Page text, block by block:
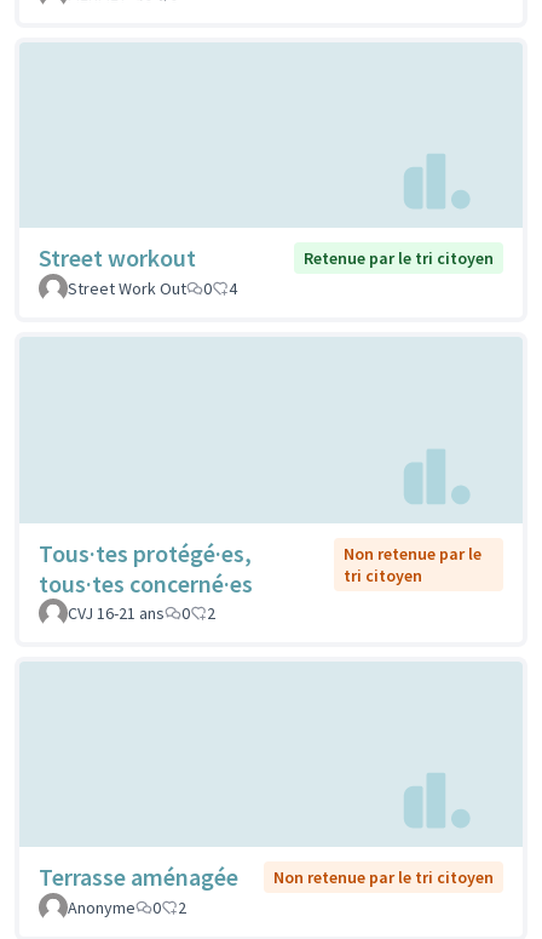
Street workout
Retenue par le tri citoyen
Street Work Out
0 4
Tous·tes protégé·es,
tous·tes concerné·es
Non retenue par le
tri citoyen
CVJ 16-21 ans
0 2
Terrasse aménagée
Non retenue par le tri citoyen
Anonyme
0 2